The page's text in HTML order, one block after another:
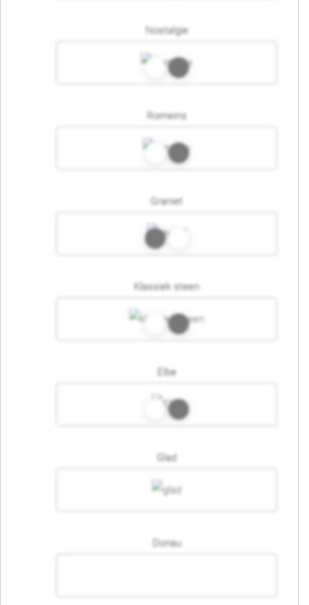
Nostalgie
Romeins
Graniet
Klassiek steen
Elbe
Glad
Donau